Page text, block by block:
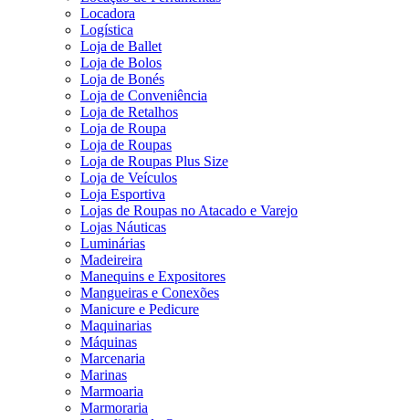
Locadora
Logística
Loja de Ballet
Loja de Bolos
Loja de Bonés
Loja de Conveniência
Loja de Retalhos
Loja de Roupa
Loja de Roupas
Loja de Roupas Plus Size
Loja de Veículos
Loja Esportiva
Lojas de Roupas no Atacado e Varejo
Lojas Náuticas
Luminárias
Madeireira
Manequins e Expositores
Mangueiras e Conexões
Manicure e Pedicure
Maquinarias
Máquinas
Marcenaria
Marinas
Marmoaria
Marmoraria